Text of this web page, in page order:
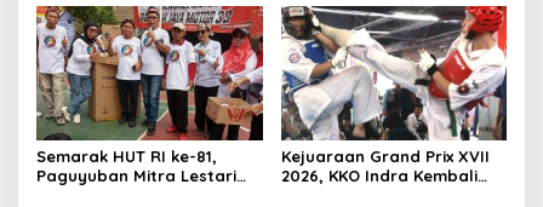
Semarak HUT RI ke-81,
Paguyuban Mitra Lestari
Kejuaraan Grand Prix XVII
2026, KKO Indra Kembali